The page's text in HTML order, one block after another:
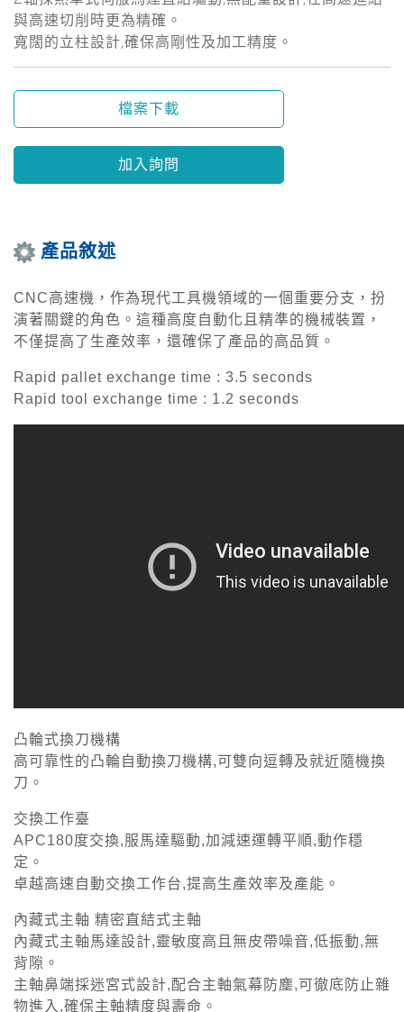
與高速切削時更為精確。
寬闊的立柱設計,確保高剛性及加工精度。
檔案下載
加入詢問
產品敘述
CNC高速機，作為現代工具機領域的一個重要分支，扮
演著關鍵的角色。這種高度自動化且精準的機械裝置，
不僅提高了生產效率，還確保了產品的高品質。
Rapid pallet exchange time : 3.5 seconds
Rapid tool exchange time : 1.2 seconds
凸輪式換刀機構
高可靠性的凸輪自動換刀機構,可雙向逗轉及就近隨機換
刀。
交換工作臺
APC180度交換,服馬達驅動,加減速運轉平順,動作穩
定。
卓越高速自動交換工作台,提高生產效率及產能。
內藏式主軸 精密直結式主軸
內藏式主軸馬達設計,靈敏度高且無皮帶噪音,低振動,無
背隙。
主軸鼻端採迷宮式設計,配合主軸氣幕防塵,可徹底防止雜
物進入,確保主軸精度與壽命。